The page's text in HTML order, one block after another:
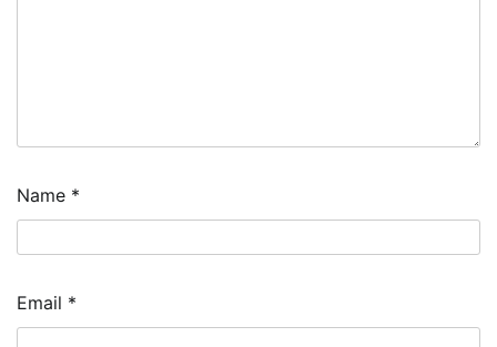
Name *
Email *